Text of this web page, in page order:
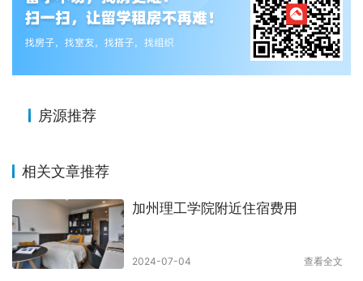
房源推荐
相关文章推荐
加州理工学院附近住宿费用
2024-07-04 查看全文